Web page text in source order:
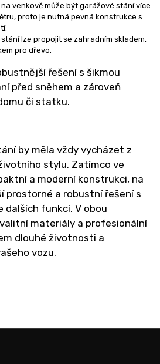
venkově může být garážové stání více
proto je nutná pevná konstrukce s
lze propojit se zahradním skladem,
pro dřevo.
řešení s šikmou
před sněhem a zároveň
či statku.
by měla vždy vycházet z
stylu. Zatímco ve
a moderní konstrukci, na
prostorné a robustní řešení s
dalších funkcí. V obou
materiály a profesionální
dlouhé životnosti a
vozu.